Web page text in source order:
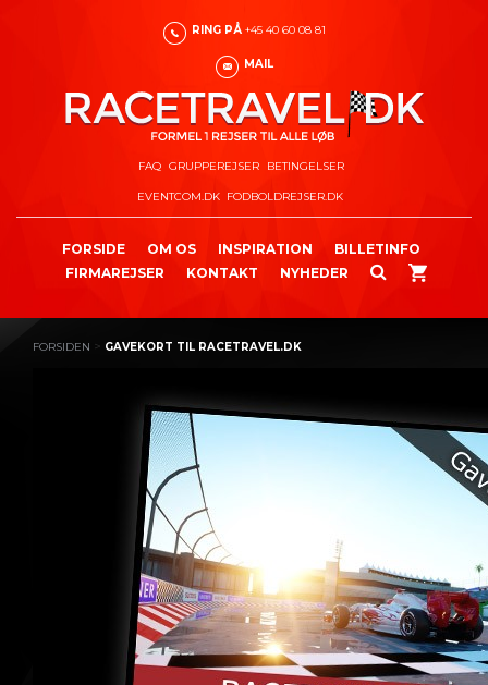
RING PÅ +45 40 60 08 81
MAIL
FAQ GRUPPEREJSER BETINGELSER
EVENTCOM.DK FODBOLDREJSER.DK
FORSIDE OM OS INSPIRATION
BILLETINFO
FIRMAREJSER
KONTAKT NYHEDER
FORSIDEN > GAVEKORT TIL RACETRAVEL.DK